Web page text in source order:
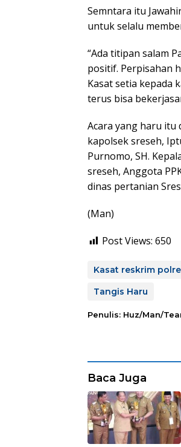
Semntara itu
untuk selalu
“Ada titipan salam
positif. Perpisahan
Kasat setia kepada
terus bisa
Acara yang haru itu
kapolsek sreseh,
Purnomo, SH.
sreseh, Anggota
dinas pertanian
(Man)
Post Views: 650
Kasat reskrim
Tangis Haru
Penulis: Huz/man/
Baca Juga